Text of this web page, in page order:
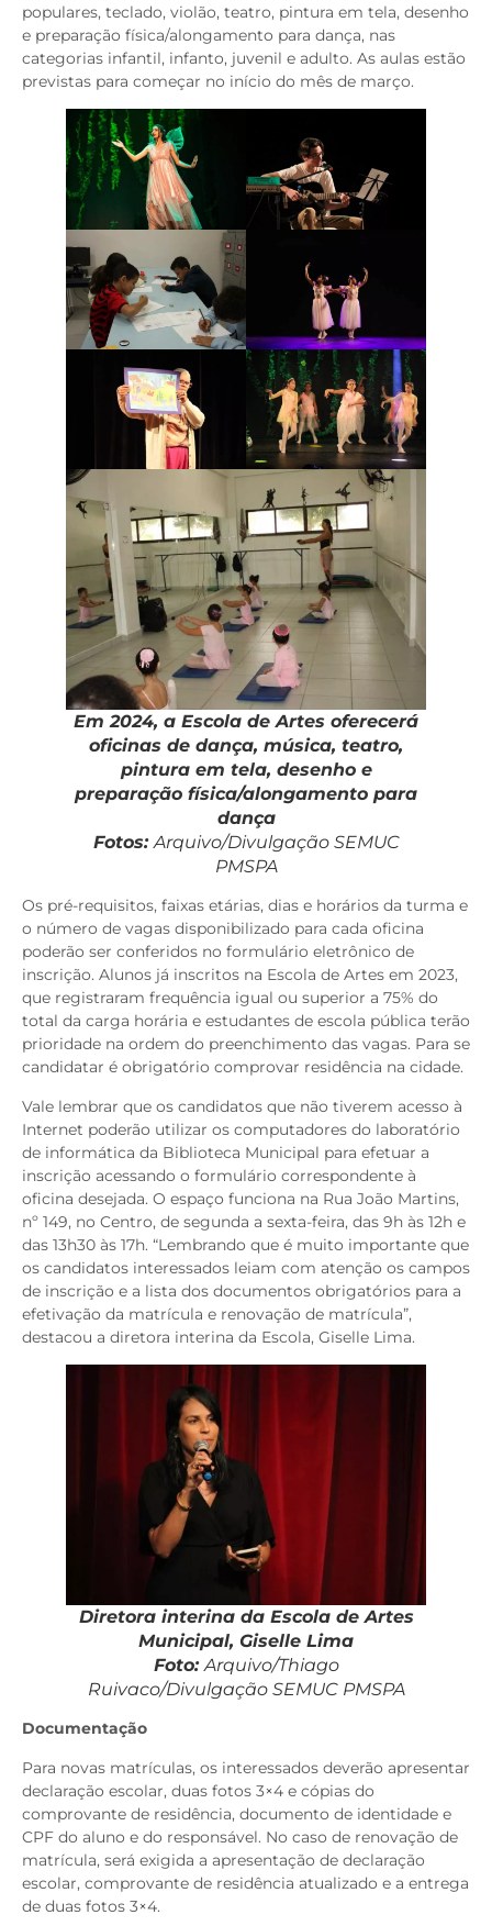
populares, teclado, violão, teatro, pintura em tela, desenho
e preparação física/alongamento para dança, nas
categorias infantil, infanto, juvenil e adulto. As aulas estão
previstas para começar no início do mês de março.
Em 2024, a Escola de Artes oferecerá
oficinas de dança, música, teatro,
pintura em tela, desenho e
preparação física/alongamento para
dança
Fotos:Arquivo/Divulgação SEMUC
PMSPA
Os pré-requisitos, faixas etárias, dias e horários da turma e
o número de vagas disponibilizado para cada oficina
poderão ser conferidos no formulário eletrônico de
inscrição. Alunos já inscritos na Escola de Artes em 2023,
que registraram frequência igual ou superior a 75% do
total da carga horária e estudantes de escola pública terão
prioridade na ordem do preenchimento das vagas. Para se
candidatar é obrigatório comprovar residência na cidade.
Vale lembrar que os candidatos que não tiverem acesso à
Internet poderão utilizar os computadores do laboratório
de informática da Biblioteca Municipal para efetuar a
inscrição acessando o formulário correspondente à
oficina desejada. O espaço funciona na Rua João Martins,
nº 149, no Centro, de segunda a sexta-feira, das 9h às 12h e
das 13h30 às 17h. “Lembrando que é muito importante que
os candidatos interessados leiam com atenção os campos
de inscrição e a lista dos documentos obrigatórios para a
efetivação da matrícula e renovação de matrícula”,
destacou a diretora interina da Escola, Giselle Lima.
Diretora interina da Escola de Artes
Municipal, Giselle Lima
Foto:Arquivo/Thiago
Ruivaco/Divulgação SEMUC PMSPA
Documentação
Para novas matrículas, os interessados deverão apresentar
declaração escolar, duas fotos 3×4 e cópias do
comprovante de residência, documento de identidade e
CPF do aluno e do responsável. No caso de renovação de
matrícula, será exigida a apresentação de declaração
escolar, comprovante de residência atualizado e a entrega
de duas fotos 3×4.